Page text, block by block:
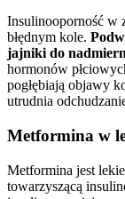
Insulinooporność w
błędnym kole.
jajniki do
hormonów
pogłębiają objawy
utrudnia
Metformina w
Metformina jest
towarzyszącą